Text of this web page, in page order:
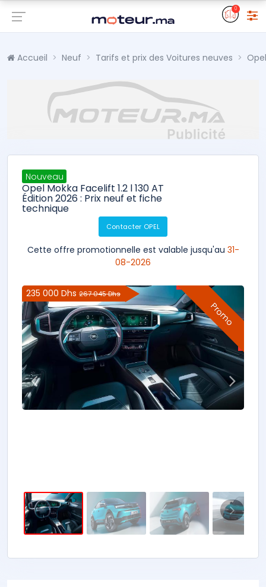
0
Accueil Neuf Tarifs et prix des Voitures neuves Opel
Nouveau
Opel Mokka Facelift 1.2 l 130 AT
Édition 2026 : Prix neuf et fiche
technique
Contacter OPEL
Cette offre promotionnelle est valable jusqu'au 31-
08-2026
Promo
235 000 Dhs 267 045 Dhs